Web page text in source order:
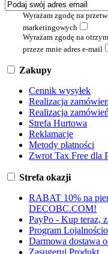
Wyrażam zgodę na
marketingowych
Wyrażam zgodę na
przeze mnie adres e-mail
Zakupy
Cennik wysyłek
Realizacja
Realizacja
Strefa Hurtowa
Reklamacje
Metody płatności
Zwrot Tax Free dla
Strefa okazji
RABAT 10% na
DECOBC.COM!
PayPo - Kup teraz,
Program
Darmowa dostawa